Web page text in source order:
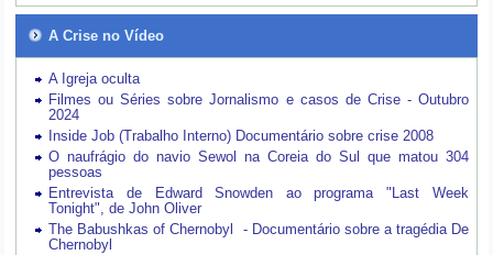
A Crise no Vídeo
A Igreja oculta
Filmes ou Séries sobre Jornalismo e casos de Crise - Outubro
2024
Inside Job (Trabalho Interno) Documentário sobre crise 2008
O naufrágio do navio Sewol na Coreia do Sul que matou 304
pessoas
Entrevista de Edward Snowden ao programa "Last Week
Tonight", de John Oliver
The Babushkas of Chernobyl - Documentário sobre a tragédia De
Chernobyl